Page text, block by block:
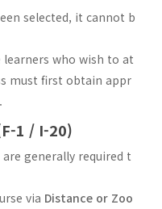
selected, it cannot b
learners who wish to at
must first obtain appr
1 / I-20)
generally required t
via Distance or Zoo